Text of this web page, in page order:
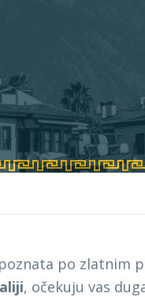
po zlatnim
, očekuju vas